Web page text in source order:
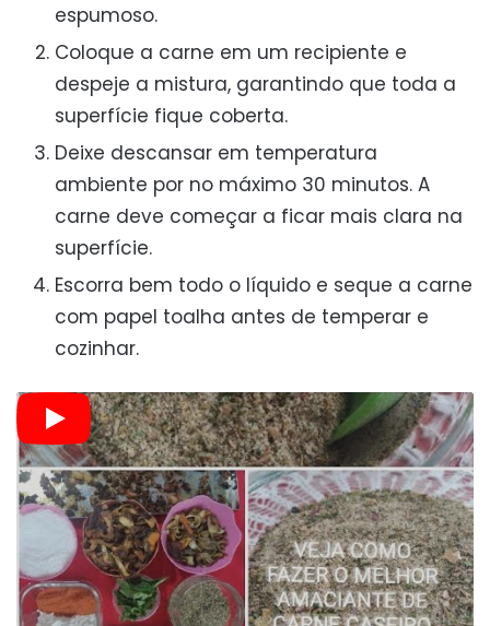
espumoso.
Coloque a carne em um recipiente e
despeje a mistura, garantindo que toda a
superfície fique coberta.
Deixe descansar em temperatura
ambiente por no máximo 30 minutos. A
carne deve começar a ficar mais clara na
superfície.
Escorra bem todo o líquido e seque a carne
com papel toalha antes de temperar e
cozinhar.